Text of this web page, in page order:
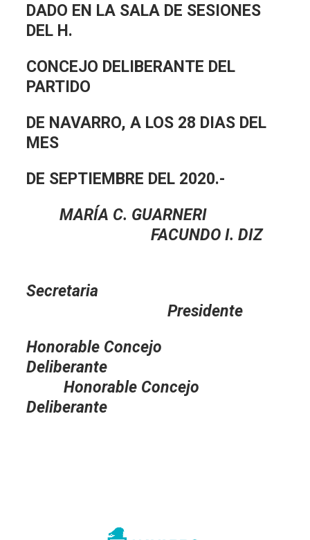
DADO EN LA SALA DE SESIONES
DEL H.
CONCEJO DELIBERANTE DEL
PARTIDO
DE NAVARRO, A LOS 28 DIAS DEL
MES
DE SEPTIEMBRE DEL 2020.-
MARÍA C. GUARNERI
FACUNDO I. DIZ
Secretaria
Presidente
Honorable Concejo
Deliberante
Honorable Concejo
Deliberante